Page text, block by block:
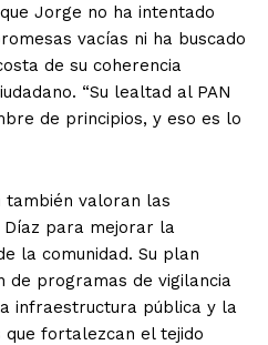
Jorge no ha intentado
vacías ni ha buscado
de su coherencia
“Su lealtad al PAN
de principios, y eso es lo
también valoran las
para mejorar la
la comunidad. Su plan
de programas de vigilancia
infraestructura pública y la
que fortalezcan el tejido